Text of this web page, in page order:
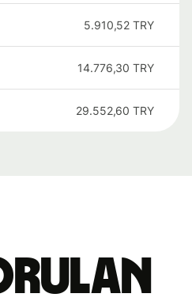
5.910,52 TRY
14.776,30 TRY
29.552,60 TRY